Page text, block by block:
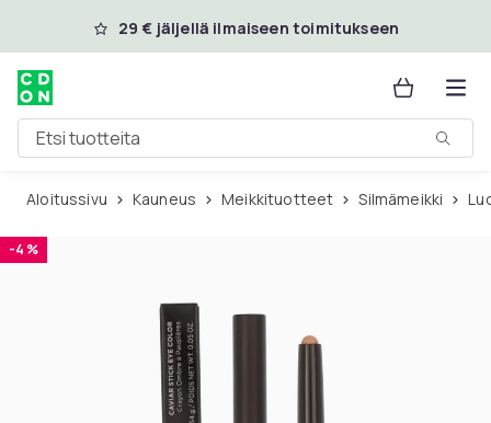
Ohita ja siirry pääsisältöön
29 € jäljellä ilmaiseen toimitukseen
Etsi tuotteita
Aloitussivu Kauneus Meikkituotteet Silmämeikki
-4 %